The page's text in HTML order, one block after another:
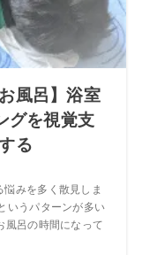
風呂】浴室
グを視覚支
る
みを多く散見しま
いうパターンが多い
風呂の時間になって